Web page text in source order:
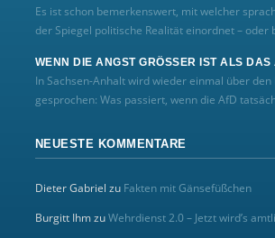
Es ist schon bemerkenswert, mit welcher
der Spiegel politische Realität einordnet – oder
WENN DIE ANGST GRÖSSER IST ALS DAS
In Sachsen-Anhalt wird wieder einmal über den
gesprochen: Was passiert, wenn die AfD
NEUESTE KOMMENTARE
Dieter Gabriel zu Fakten mit Gänsefüßchen
Burgitt IhmzuWehrdienst 2.0 – Jetzt wird’s